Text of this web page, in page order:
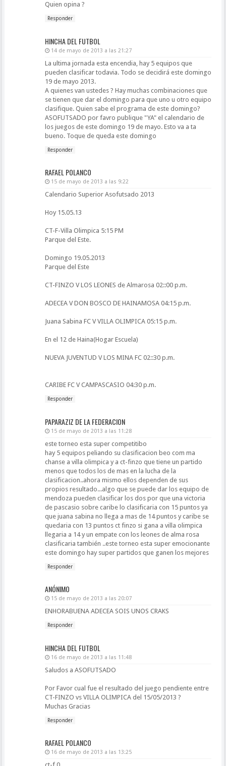
Quien opina ?
Responder
HINCHA DEL FUTBOL
14 de mayo de 2013 a las 21:27
La ultima jornada esta encendia, hay 5 equipos que
pueden clasificar todavia. Todo se decidirá este domingo
19 de mayo 2013.
A quienes van ustedes ? Hay muchas combinaciones que
se tienen que dar el domingo para que uno u otro equipo
clasifique. Quien sabe el programa de este domingo?
ASOFUTSADO por favro publique "YA" el calendario de
los juegos de este domingo 19 de mayo. Esto va a ta
bueno. Toque de queda este domingo
Responder
RAFAEL POLANCO
15 de mayo de 2013 a las 9:22
Calendario Superior Asofutsado 2013
Hoy 15.05.13
CT-F-Villa Olimpica 5:15 PM
Parque del Este.
Domingo 19.05.2013
Parque del Este
CT-FINZO V LOS LEONES de Almarosa 02::00 p.m.
ADECEA V DON BOSCO DE HAINAMOSA 04:15 p.m.
Juana Sabina FC V VILLA OLIMPICA 05:15 p.m.
En el 12 de Haina(Hogar Escuela)
NUEVA JUVENTUD V LOS MINA FC 02::30 p.m.
CARIBE FC V CAMPASCASIO 04:30 p.m.
Responder
PAPARAZIZ DE LA FEDERACION
15 de mayo de 2013 a las 11:28
este torneo esta super competitibo
hay 5 equipos peliando su clasificacion beo com ma
chanse a villa olimpica y a ct-finzo que tiene un partido
menos que todos los de mas en la lucha de la
clasificacion..ahora mismo ellos dependen de sus
propios resultado...algo que se puede dar los equipo de
mendoza pueden clasificar los dos por que una victoria
de pascasio sobre caribe lo clasificaria con 15 puntos ya
que juana sabina no llega a mas de 14 puntos y caribe se
quedaria con 13 puntos ct finzo si gana a villa olimpica
llegaria a 14 y un empate con los leones de alma rosa
clasificaria también ..este torneo esta super emocionante
este domingo hay super partidos que ganen los mejores
Responder
ANÓNIMO
15 de mayo de 2013 a las 20:07
ENHORABUENA ADECEA SOIS UNOS CRAKS
Responder
HINCHA DEL FUTBOL
16 de mayo de 2013 a las 11:48
Saludos a ASOFUTSADO
Por Favor cual fue el resultado del juego pendiente entre
CT-FINZO vs VILLA OLIMPICA del 15/05/2013 ?
Muchas Gracias
Responder
RAFAEL POLANCO
16 de mayo de 2013 a las 13:25